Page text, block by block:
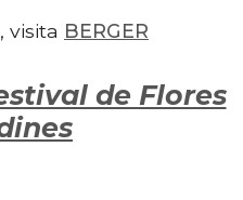
visita BERGER
de Flores